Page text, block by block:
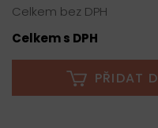
Celkem bez DPH
Celkem s DPH
PŘIDAT